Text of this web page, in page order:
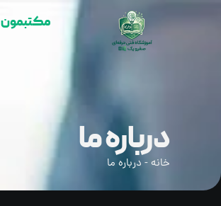
مکتبمون
درباره ما
خانه- درباره ما